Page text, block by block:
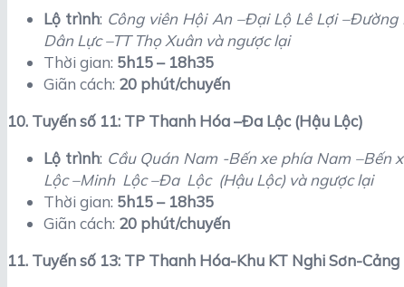
Lộ trình: Công viên Hội An –Đại Lộ Lê Lợi
Dân Lực –TT Thọ Xuân và ngược lại
Thời gian: 5h15 – 18h35
Giãn cách: 20 phút/chuyến
10. Tuyến số 11: TP Thanh Hóa –Đa Lộc (Hậu Lộc)
Lộ trình: Cầu Quán Nam -Bến xe phía Nam –Bến
Lộc –Minh Lộc –Đa Lộc (Hậu Lộc) và ngược lại
Thời gian: 5h15 – 18h35
Giãn cách: 20 phút/chuyến
11. Tuyến số 13: TP Thanh Hóa-Khu KT Nghi Sơn-Cảng